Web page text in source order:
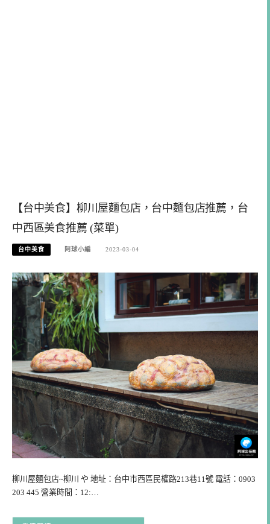
【台中美食】柳川屋麵包店，台中麵包店推薦，台
中西區美食推薦 (菜單)
台中美食 阿球小編 2023-03-04
柳川屋麵包店~柳川 や 地址：台中市西區民權路213巷11號 電話：0903
203 445 營業時間：12:…